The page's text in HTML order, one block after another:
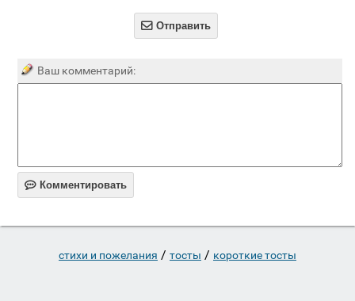
 Отправить
Ваш комментарий:
 Комментировать
стихи и пожелания / тосты / короткие тосты